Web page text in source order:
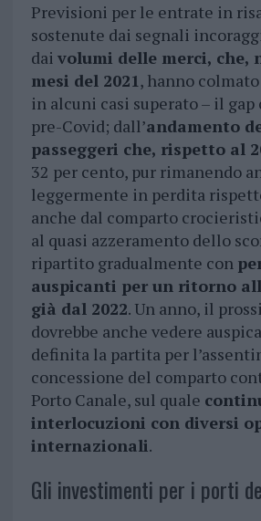
Previsioni per le entrate in
sostenute dai segnali
dai volumi delle merci, che,
mesi del 2021, hanno
in alcuni casi superato – il
pre-Covid; dall’andamento
passeggeri che, rispetto al
32 per cento, pur rimanendo
leggermente in perdita
anche dal comparto
al quasi azzeramento dello
ripartito gradualmente con
auspicanti per un ritorno
già dal 2022. Un anno, il
dovrebbe anche vedere
definita la partita per
concessione del comparto
Porto Canale, sul quale
interlocuzioni con diversi
internazionali.
Gli investimenti per i porti